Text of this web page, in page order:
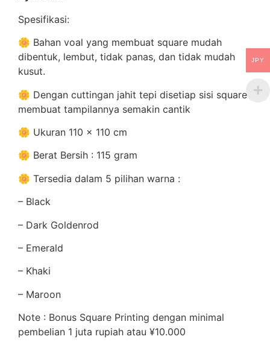
Spesifikasi:
🌼 Bahan voal yang membuat square mudah
dibentuk, lembut, tidak panas, dan tidak mudah
kusut.
🌼 Dengan cuttingan jahit tepi disetiap sisi square
membuat tampilannya semakin cantik
🌼 Ukuran 110 x 110 cm
🌼 Berat Bersih : 115 gram
🌼 Tersedia dalam 5 pilihan warna :
– Black
– Dark Goldenrod
– Emerald
– Khaki
– Maroon
Note : Bonus Square Printing dengan minimal
pembelian 1 juta rupiah atau ¥10.000
JPY